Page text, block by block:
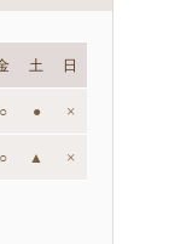
土 日
○ ● ×
○ ▲ ×